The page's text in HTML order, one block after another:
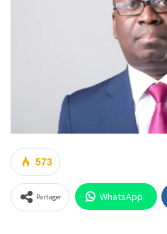
573
Partager WhatsApp